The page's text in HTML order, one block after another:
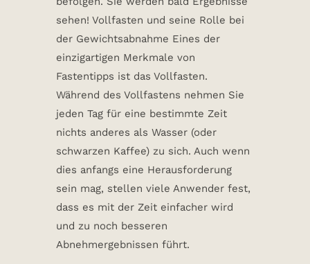
sehen! Vollfasten und seine Rolle bei
der Gewichtsabnahme Eines der
einzigartigen Merkmale von
Fastentipps ist das Vollfasten.
Während des Vollfastens nehmen Sie
jeden Tag für eine bestimmte Zeit
nichts anderes als Wasser (oder
schwarzen Kaffee) zu sich. Auch wenn
dies anfangs eine Herausforderung
sein mag, stellen viele Anwender fest,
dass es mit der Zeit einfacher wird
und zu noch besseren
Abnehmergebnissen führt.